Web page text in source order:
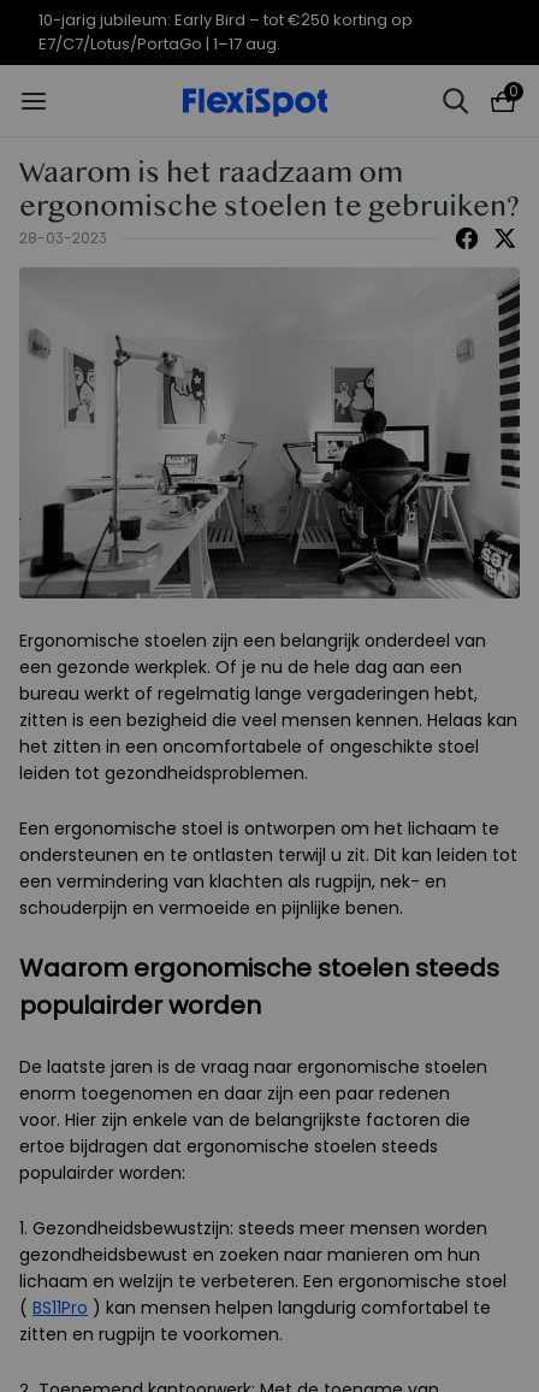
10-jarig jubileumaanbod | E7 Plus
vanaf €399,99
0
Waarom is het raadzaam om
ergonomische stoelen te gebruiken?
28-03-2023
Ergonomische stoelen zijn een belangrijk onderdeel van
een gezonde werkplek. Of je nu de hele dag aan een
bureau werkt of regelmatig lange vergaderingen hebt,
zitten is een bezigheid die veel mensen kennen. Helaas kan
het zitten in een oncomfortabele of ongeschikte stoel
leiden tot gezondheidsproblemen.
Een ergonomische stoel is ontworpen om het lichaam te
ondersteunen en te ontlasten terwijl u zit. Dit kan leiden tot
een vermindering van klachten als rugpijn, nek- en
schouderpijn en vermoeide en pijnlijke benen.
Waarom ergonomische stoelen steeds
populairder worden
De laatste jaren is de vraag naar ergonomische stoelen
enorm toegenomen en daar zijn een paar redenen
voor. Hier zijn enkele van de belangrijkste factoren die
ertoe bijdragen dat ergonomische stoelen steeds
populairder worden:
1. Gezondheidsbewustzijn: steeds meer mensen worden
gezondheidsbewust en zoeken naar manieren om hun
lichaam en welzijn te verbeteren. Een ergonomische stoel
( BS11Pro ) kan mensen helpen langdurig comfortabel te
zitten en rugpijn te voorkomen.